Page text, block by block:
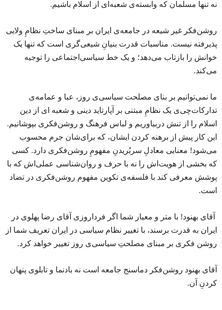
نه تنها مسلمان که وابسته‌ی شعبه‌ای از اسلام باشیم.
روشن‌فکر غیر شیعه در جامعه‌ی ایران بر مبنای ساختِ نظامِ ولایی
پذیرفته نیست. مناسبات قدرت بنیانِ شیعی‌گری است که تنها یک
خوانش را بازتاب می‌دهد؛ و یک خط سیاسی‌اجتماعی را توجیه
می‌کند.
ما نمی‌توانیم بر بنای مصلحت سیاسی‌ی روز، عبا و عمامه‌ی
تدارکات‌چی‌ی یک نظامِ مبتنی بر آپارتاید دینی و شعبه ای از دین
اسلام را از تنش دربیاوریم و لباس فرهنگ و روشن‌فکری بپوشانیم.
این کار پیش از برهنه کردن ایشان، که برای‌شان جرم محسوب
می‌شود! معنایی معادلِ سربُریدنِ مفهومِ روشن‌فکری دارد. کسی
که بخشی از هویت‌اش را نه با حرف و روان‌شناسی عملی‌اش که با
پوشش معرفی کند با فلسفه‌ی تکوین مفهوم روشن‌فکری در تضاد
است.
آقای بهنود! با متر و معیار شما اگر فرداروزی آقای رضا پهلوی در
ایران به قدرت برسند، با تغییر نظام سیاسی در ایران تعریف شما از
روشن فکری بر مبنای مصلحتِ سیاسی‌ی روز تغییر خواهد کرد.
آقای بهنود روشن‌فکر دماسنج جامعه است نه بادنما و تابلوی پنهان
کردنِ آن.